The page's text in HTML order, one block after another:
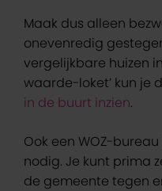
Maak dus alleen
onevenredig
vergelijkbare huizen
waarde-loket’ kun je
in de buurt inzien.
Ook een WOZ-
nodig. Je kunt prima
de gemeente tegen